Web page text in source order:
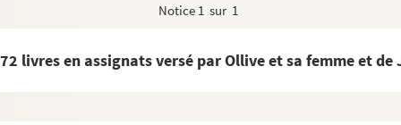
Notice 1 sur 1
livres en assignats versé par Ollive et sa femme et de